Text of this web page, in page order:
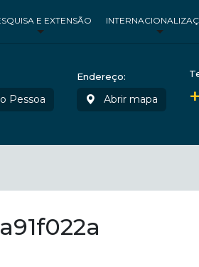
E EXTENSÃO
Pessoa
Endereço:
Abrir mapa